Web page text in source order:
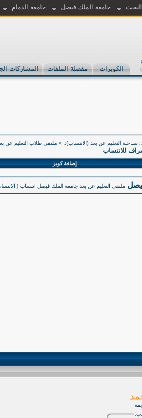
البحث جامعة الملك فيصل جامعة الدمام
الكويزات مفضلة الملفات المشاركات
.: سـاحـة التعليم عن بعد (الانتساب):. > ملتقى طلاب التعليم عن
للانتساب
إضافة كويز
ملتقى التعليم عن بعد جامعة الملك فيصل انتساب (